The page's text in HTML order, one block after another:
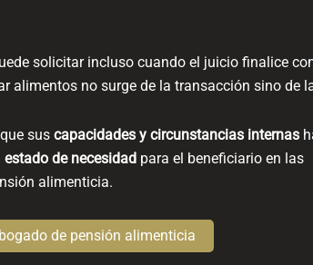
solicitar incluso cuando el juicio finalice
alimentos no surge de la transacción sino de
que sus capacidades y circunstancias internas
estado de necesidad para el beneficiario en las
alimenticia.
de pensión alimenticia